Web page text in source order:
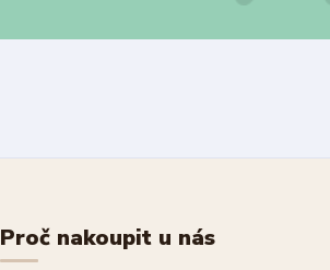
Proč nakoupit u nás